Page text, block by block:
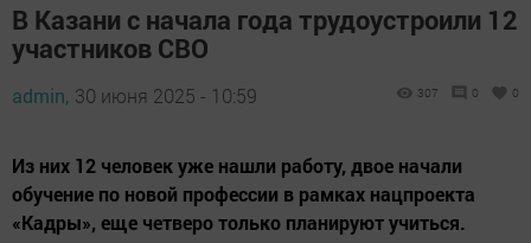
В Казани с начала года трудоустроили 12
участников СВО
admin, 30 июня 2025 - 10:59 307 0 0
Из них 12 человек уже нашли работу, двое начали
обучение по новой профессии в рамках нацпроекта
«Кадры», еще четверо только планируют учиться.